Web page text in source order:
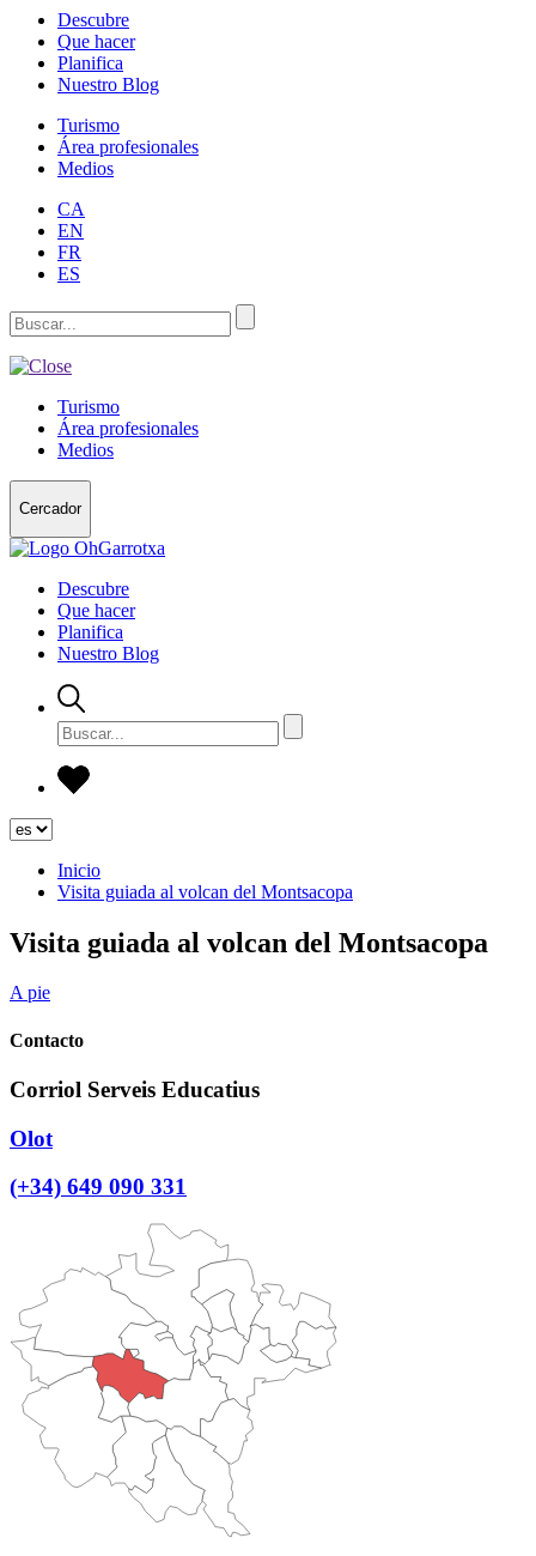
Descubre
Que hacer
Planifica
Nuestro Blog
Turismo
Área profesionales
Medios
CA
EN
FR
ES
Turismo
Área profesionales
Medios
Cercador
Descubre
Que hacer
Planifica
Nuestro Blog
Inicio
Visita guiada al volcan del Montsacopa
Visita guiada al volcan del Montsacopa
A pie
Contacto
Corriol Serveis Educatius
Olot
(+34) 649 090 331